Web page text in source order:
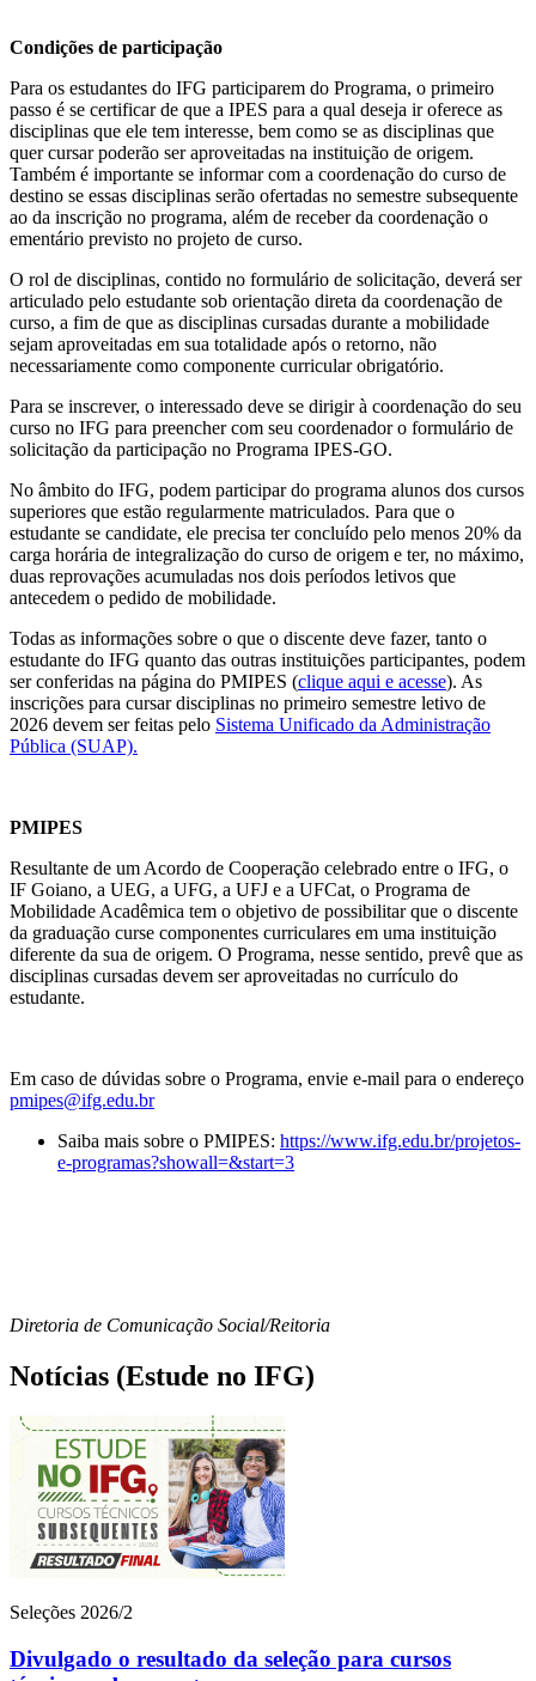
Condições de participação
Para os estudantes do IFG participarem do Programa, o primeiro
passo é se certificar de que a IPES para a qual deseja ir oferece as
disciplinas que ele tem interesse, bem como se as disciplinas que
quer cursar poderão ser aproveitadas na instituição de origem.
Também é importante se informar com a coordenação do curso de
destino se essas disciplinas serão ofertadas no semestre subsequente
ao da inscrição no programa, além de receber da coordenação o
ementário previsto no projeto de curso.
O rol de disciplinas, contido no formulário de solicitação, deverá ser
articulado pelo estudante sob orientação direta da coordenação de
curso, a fim de que as disciplinas cursadas durante a mobilidade
sejam aproveitadas em sua totalidade após o retorno, não
necessariamente como componente curricular obrigatório.
Para se inscrever, o interessado deve se dirigir à coordenação do seu
curso no IFG para preencher com seu coordenador o formulário de
solicitação da participação no Programa IPES-GO.
No âmbito do IFG, podem participar do programa alunos dos cursos
superiores que estão regularmente matriculados. Para que o
estudante se candidate, ele precisa ter concluído pelo menos 20% da
carga horária de integralização do curso de origem e ter, no máximo,
duas reprovações acumuladas nos dois períodos letivos que
antecedem o pedido de mobilidade.
Todas as informações sobre o que o discente deve fazer, tanto o
estudante do IFG quanto das outras instituições participantes, podem
ser conferidas na página do PMIPES (clique aqui e acesse). As
inscrições para cursar disciplinas no primeiro semestre letivo de
2026 devem ser feitas pelo Sistema Unificado da Administração
Pública (SUAP).
PMIPES
Resultante de um Acordo de Cooperação celebrado entre o IFG, o
IF Goiano, a UEG, a UFG, a UFJ e a UFCat, o Programa de
Mobilidade Acadêmica tem o objetivo de possibilitar que o discente
da graduação curse componentes curriculares em uma instituição
diferente da sua de origem. O Programa, nesse sentido, prevê que as
disciplinas cursadas devem ser aproveitadas no currículo do
estudante.
Em caso de dúvidas sobre o Programa, envie e-mail para o endereço
pmipes@ifg.edu.br
Saiba mais sobre o PMIPES: https://www.ifg.edu.br/projetos-
e-programas?showall=&start=3
Diretoria de Comunicação Social/Reitoria
Notícias (Estude no IFG)
Seleções 2026/2
Divulgado o resultado da seleção para cursos